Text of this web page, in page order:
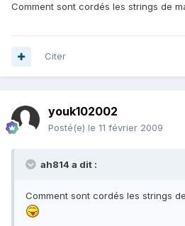
Comment sont cordés les strings de
Citer
youk102002
Posté(e) le 11 février 2009
ah814 a dit :
Comment sont cordés les strings